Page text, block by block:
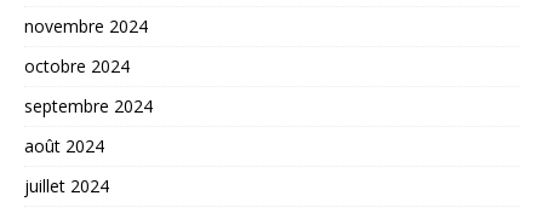
novembre 2024
octobre 2024
septembre 2024
août 2024
juillet 2024